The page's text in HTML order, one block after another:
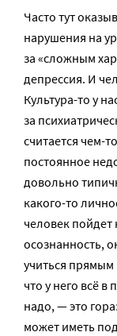
Часто тут
нарушения на
за «сложным
депрессия. И
Культура-то у
за
считается чем-
постоянное
довольно
какого-то
человек пойдет
осознанность,
учиться
что у него всё в
надо, — это
может иметь